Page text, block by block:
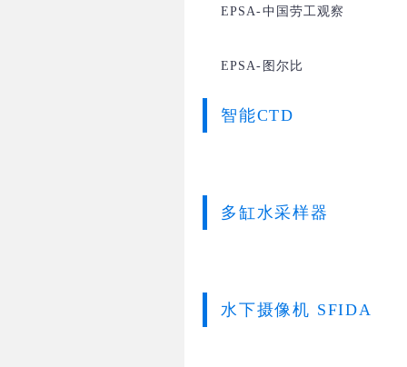
EPSA-中国劳工观察
EPSA-图尔比
智能CTD
多缸水采样器
水下摄像机 SFIDA